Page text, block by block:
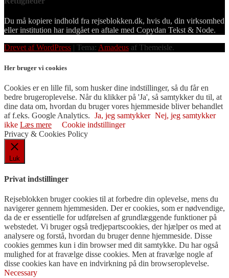
Du må kopiere indhold fra rejseblokken.dk, hvis du, din virksomhed
eller institution har indgået en aftale med Copydan Tekst & Node.
Drevet af WordPress | Tema: Amadeus af Themeisle.
Her bruger vi cookies
Cookies er en lille fil, som husker dine indstillinger, så du får en
bedre brugeroplevelse. Når du klikker på 'Ja', så samtykker du til, at
dine data om, hvordan du bruger vores hjemmeside bliver behandlet
af f.eks. Google Analytics. Ja, jeg samtykker Nej, jeg samtykker
ikke Læs mere
Cookie indstillinger
Privacy & Cookies Policy
Luk
Privat indstillinger
Rejseblokken bruger cookies til at forbedre din oplevelse, mens du
navigerer gennem hjemmesiden. Der er cookies, som er nødvendige,
da de er essentielle for udførelsen af ​​grundlæggende funktioner på
webstedet. Vi bruger også tredjepartscookies, der hjælper os med at
analysere og forstå, hvordan du bruger denne hjemmeside. Disse
cookies gemmes kun i din browser med dit samtykke. Du har også
mulighed for at fravælge disse cookies. Men at fravælge nogle af
disse cookies kan have en indvirkning på din browseroplevelse.
Necessary